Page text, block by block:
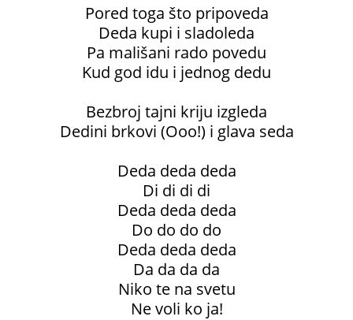
Pored toga što pripoveda
Deda kupi i sladoleda
Pa mališani rado povedu
Kud god idu i jednog dedu
Bezbroj tajni kriju izgleda
Dedini brkovi (Ooo!) i glava seda
Deda deda deda
Di di di di
Deda deda deda
Do do do do
Deda deda deda
Da da da da
Niko te na svetu
Ne voli ko ja!